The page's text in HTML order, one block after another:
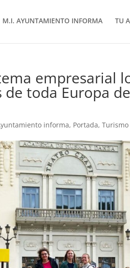
M.I. AYUNTAMIENTO INFORMA TU
empresarial
toda Europa
informa, Portada,Turismo